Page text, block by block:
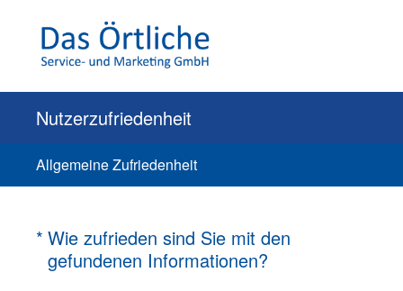
Nutzerzufriedenheit
Allgemeine Zufriedenheit
* Wie zufrieden sind Sie mit den
gefundenen Informationen?
(Erforderlich.)